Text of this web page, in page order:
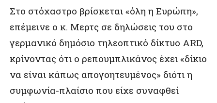
Στο στόχαστρο βρίσκεται «όλη η Ευρώπη»,
επέμεινε ο κ. Μερτς σε δηλώσεις του στο
γερμανικό δημόσιο τηλεοπτικό δίκτυο ARD,
κρίνοντας ότι ο ρεπουμπλικάνος έχει «δίκιο
να είναι κάπως απογοητευμένος» διότι η
συμφωνία-πλαίσιο που είχε συναφθεί